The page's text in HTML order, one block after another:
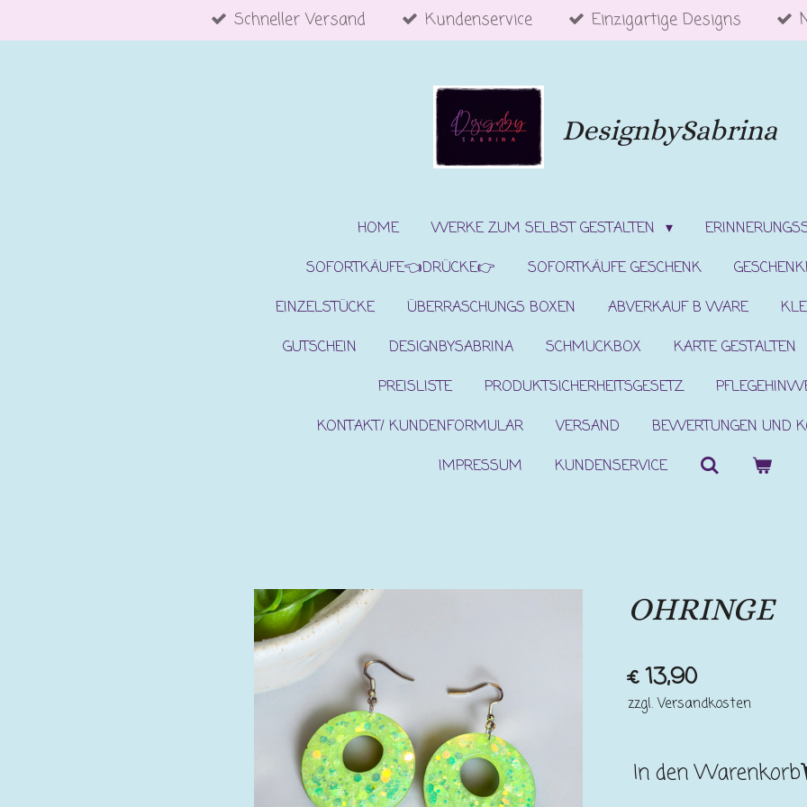
Hauptinhalt
Schneller Versand Kundenservice Einzigartige Designs
DesignbySabrina
HOME WERKE ZUM SELBST GESTALTEN
SOFORTKÄUFE👈DRÜCKE👉
SOFORTKÄUFE GESCHENK
EINZELSTÜCKE
ÜBERRASCHUNGS BOXEN ABVERKAUF B WARE
GUTSCHEIN
DESIGNBYSABRINA SCHMUCKBOX KARTE GESTALTEN
PREISLISTE
PRODUKTSICHERHEITSGESETZ
KONTAKT/ KUNDENFORMULAR
VERSAND
BEWERTUNGEN UND
IMPRESSUM
KUNDENSERVICE
OHRINGE
€ 13,90
zzgl. Versandkosten
In den Warenkorb